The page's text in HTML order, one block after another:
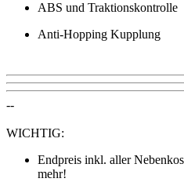
ABS und Traktionskontrolle
Anti-Hopping Kupplung
--
WICHTIG:
Endpreis inkl. aller
mehr!